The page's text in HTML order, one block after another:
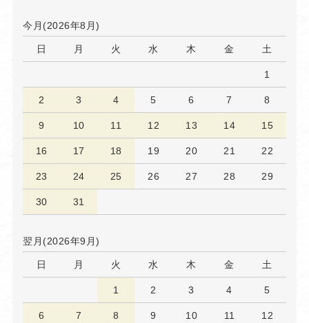
今月(2026年8月)
日 月 火 水 木 金 土
1
2 3 4 5 6 7 8
9 10 11 12 13 14 15
16 17 18 19 20 21 22
23 24 25 26 27 28 29
30 31
翌月(2026年9月)
日 月 火 水 木 金 土
1 2 3 4 5
6 7 8 9 10 11 12